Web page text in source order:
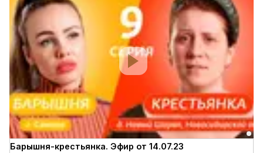
Барышня-крестьянка. Эфир от 14.07.23